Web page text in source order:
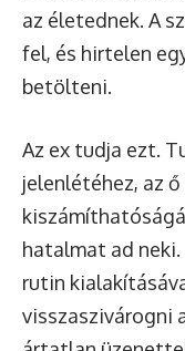
az életednek. A
fel, és hirtelen
betölteni.
Az ex tudja ezt.
jelenlétéhez, az
hatalmat ad neki.
rutin
visszaszivárogni